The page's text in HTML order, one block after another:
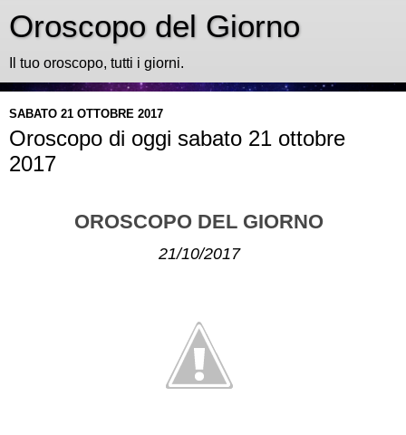
Oroscopo del Giorno
Il tuo oroscopo, tutti i giorni.
SABATO 21 OTTOBRE 2017
Oroscopo di oggi sabato 21 ottobre
2017
OROSCOPO DEL GIORNO
21/10/2017